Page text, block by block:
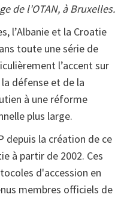
de l'OTAN, à Bruxelles.
l’Albanie et la Croatie
toute une série de
l’accent sur
défense et de la
à une réforme
plus large.
depuis la création de ce
à partir de 2002. Ces
d'accession en
membres officiels de